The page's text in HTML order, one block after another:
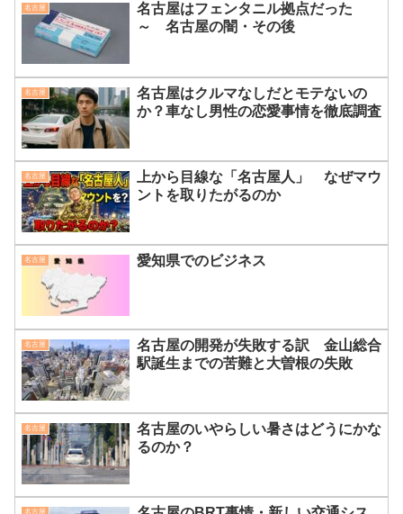
名古屋
名古屋はフェンタニル拠点だった
～ 名古屋の闇・その後
名古屋
名古屋はクルマなしだとモテないの
か？車なし男性の恋愛事情を徹底調査
名古屋
上から目線な「名古屋人」 なぜマウ
ントを取りたがるのか
名古屋 愛知県でのビジネス
名古屋
名古屋の開発が失敗する訳 金山総合
駅誕生までの苦難と大曽根の失敗
名古屋
名古屋のいやらしい暑さはどうにかな
るのか？
名古屋